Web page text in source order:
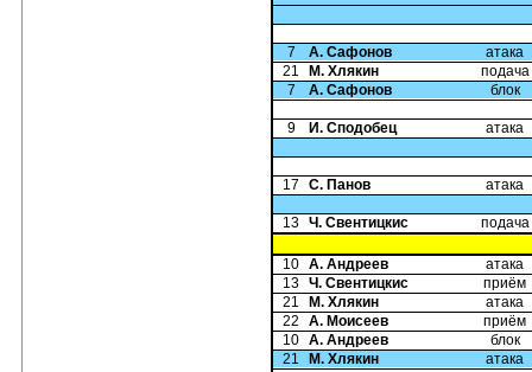
7 А. Сафонов
атака
21
М. Хлякин
подача
7
А. Сафонов блок
9 И. Сподобец атака
17 С. Панов атака
13 Ч. Свентицкис подача
10 А. Андреев
атака
13 Ч. Свентицкис
приём
21
М. Хлякин
атака
22
А. Моисеев
приём
10 А. Андреев
блок
21
М. Хлякин атака